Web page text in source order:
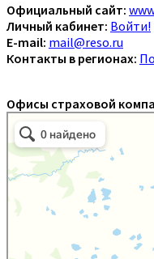
Официальный сайт:
Личный кабинет: Войти!
E-mail: mail@reso.ru
Контакты в регионах:
Офисы страховой